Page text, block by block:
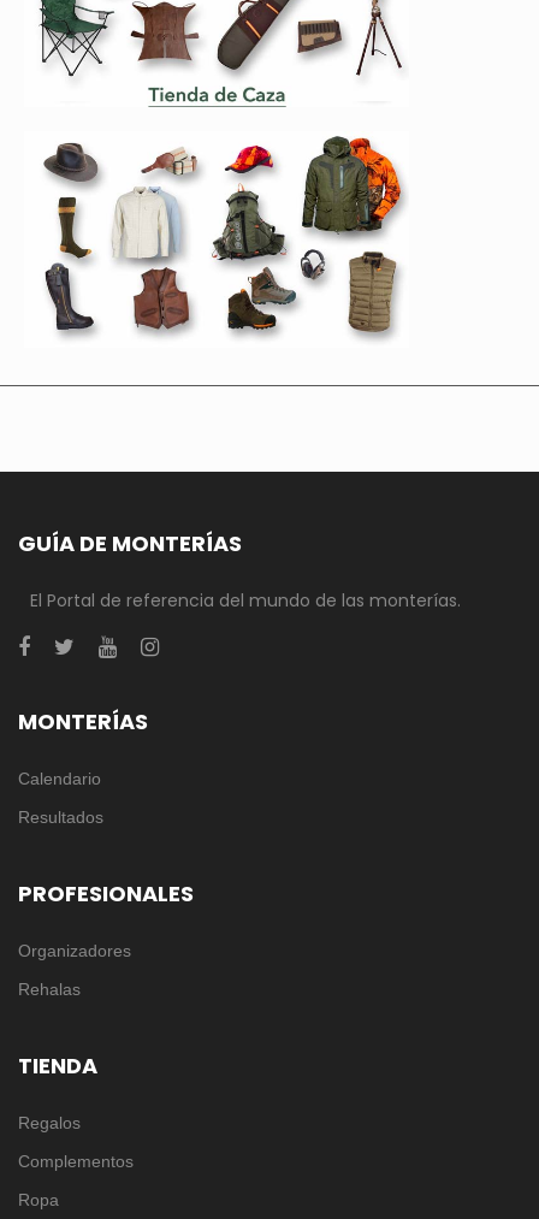
GUÍA DE MONTERÍAS
El Portal de referencia del mundo de las monterías.
MONTERÍAS
Calendario
Resultados
PROFESIONALES
Organizadores
Rehalas
TIENDA
Regalos
Complementos
Ropa